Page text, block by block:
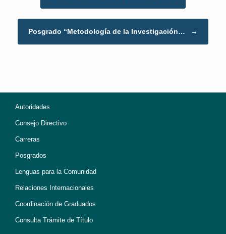
Posgrado “Metodología de la Investigación… →
Autoridades
Consejo Directivo
Carreras
Posgrados
Lenguas para la Comunidad
Relaciones Internacionales
Coordinación de Graduados
Consulta Trámite de Título